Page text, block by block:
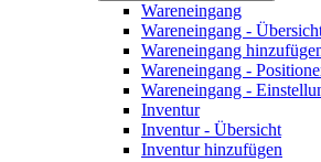
Wareneingang
Wareneingang -
Wareneingang
Wareneingang -
Wareneingang -
Inventur
Inventur - Übersicht
Inventur hinzufügen